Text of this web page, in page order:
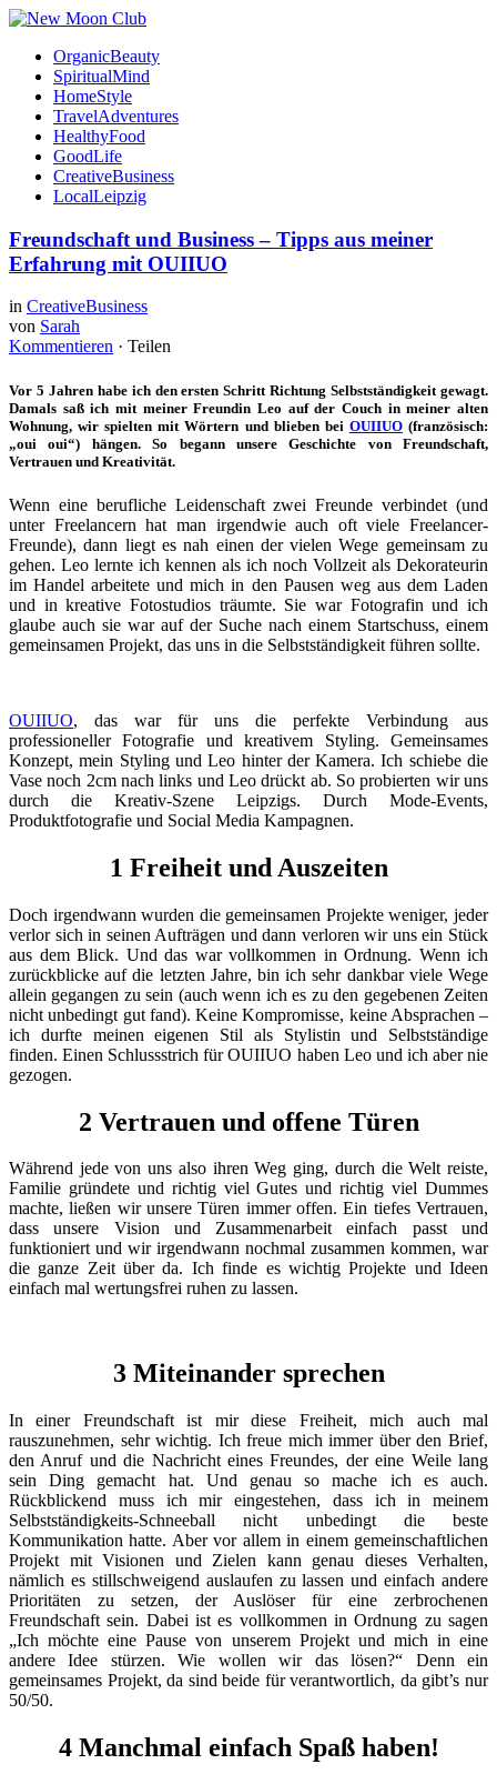
OrganicBeauty
SpiritualMind
HomeStyle
TravelAdventures
HealthyFood
GoodLife
CreativeBusiness
LocalLeipzig
Freundschaft und Business – Tipps aus meiner
Erfahrung mit OUIIUO
in CreativeBusiness
von Sarah
Kommentieren · Teilen
Vor 5 Jahren habe ich den ersten Schritt Richtung Selbstständigkeit gewagt.
Damals saß ich mit meiner Freundin Leo auf der Couch in meiner alten
Wohnung, wir spielten mit Wörtern und blieben bei OUIIUO(französisch:
„oui oui“) hängen. So begann unsere Geschichte von Freundschaft,
Vertrauen und Kreativität.
Wenn eine berufliche Leidenschaft zwei Freunde verbindet (und
unter Freelancern hat man irgendwie auch oft viele Freelancer-
Freunde), dann liegt es nah einen der vielen Wege gemeinsam zu
gehen. Leo lernte ich kennen als ich noch Vollzeit als Dekorateurin
im Handel arbeitete und mich in den Pausen weg aus dem Laden
und in kreative Fotostudios träumte. Sie war Fotografin und ich
glaube auch sie war auf der Suche nach einem Startschuss, einem
gemeinsamen Projekt, das uns in die Selbstständigkeit führen sollte.
OUIIUO, das war für uns die perfekte Verbindung aus
professioneller Fotografie und kreativem Styling. Gemeinsames
Konzept, mein Styling und Leo hinter der Kamera. Ich schiebe die
Vase noch 2cm nach links und Leo drückt ab. So probierten wir uns
durch die Kreativ-Szene Leipzigs. Durch Mode-Events,
Produktfotografie und Social Media Kampagnen.
1 Freiheit und Auszeiten
Doch irgendwann wurden die gemeinsamen Projekte weniger, jeder
verlor sich in seinen Aufträgen und dann verloren wir uns ein Stück
aus dem Blick. Und das war vollkommen in Ordnung. Wenn ich
zurückblicke auf die letzten Jahre, bin ich sehr dankbar viele Wege
allein gegangen zu sein (auch wenn ich es zu den gegebenen Zeiten
nicht unbedingt gut fand). Keine Kompromisse, keine Absprachen –
ich durfte meinen eigenen Stil als Stylistin und Selbstständige
finden. Einen Schlussstrich für OUIIUO haben Leo und ich aber nie
gezogen.
2 Vertrauen und offene Türen
Während jede von uns also ihren Weg ging, durch die Welt reiste,
Familie gründete und richtig viel Gutes und richtig viel Dummes
machte, ließen wir unsere Türen immer offen. Ein tiefes Vertrauen,
dass unsere Vision und Zusammenarbeit einfach passt und
funktioniert und wir irgendwann nochmal zusammen kommen, war
die ganze Zeit über da. Ich finde es wichtig Projekte und Ideen
einfach mal wertungsfrei ruhen zu lassen.
3 Miteinander sprechen
In einer Freundschaft ist mir diese Freiheit, mich auch mal
rauszunehmen, sehr wichtig. Ich freue mich immer über den Brief,
den Anruf und die Nachricht eines Freundes, der eine Weile lang
sein Ding gemacht hat. Und genau so mache ich es auch.
Rückblickend muss ich mir eingestehen, dass ich in meinem
Selbstständigkeits-Schneeball nicht unbedingt die beste
Kommunikation hatte. Aber vor allem in einem gemeinschaftlichen
Projekt mit Visionen und Zielen kann genau dieses Verhalten,
nämlich es stillschweigend auslaufen zu lassen und einfach andere
Prioritäten zu setzen, der Auslöser für eine zerbrochenen
Freundschaft sein. Dabei ist es vollkommen in Ordnung zu sagen
„Ich möchte eine Pause von unserem Projekt und mich in eine
andere Idee stürzen. Wie wollen wir das lösen?“ Denn ein
gemeinsames Projekt, da sind beide für verantwortlich, da gibt’s nur
50/50.
4 Manchmal einfach Spaß haben!